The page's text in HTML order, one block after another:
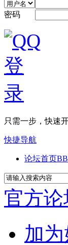
密码
只需一步，快速
快捷导航
论坛首页
官方论
加